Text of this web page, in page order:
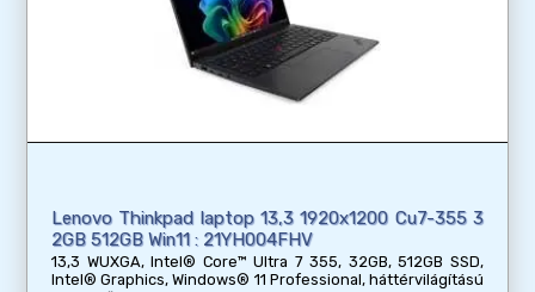
Lenovo Thinkpad laptop 13,3 1920x1200 Cu7-355 3
2GB 512GB Win11 : 21YH004FHV
13,3 WUXGA, Intel® Core™ Ultra 7 355, 32GB, 512GB SSD,
Intel® Graphics, Windows® 11 Professional, háttérvilágítású